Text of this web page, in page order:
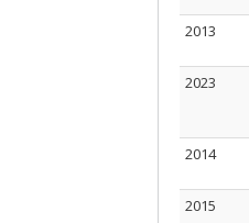
2013
2023
2014
2015